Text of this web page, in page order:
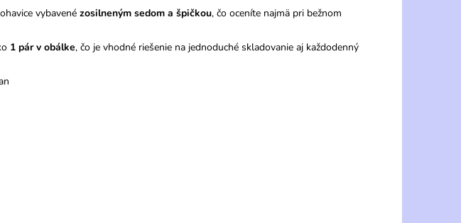
vybavené zosilneným sedom a špičkou, čo oceníte najmä pri bežnom
1 pár v obálke, čo je vhodné riešenie na jednoduché skladovanie aj každodenný